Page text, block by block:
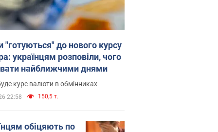
"готуються" до нового курсу
українцям розповіли, чого
найближчими днями
курс валюти в обмінниках
22:58 150,5 т.
обіцяють по